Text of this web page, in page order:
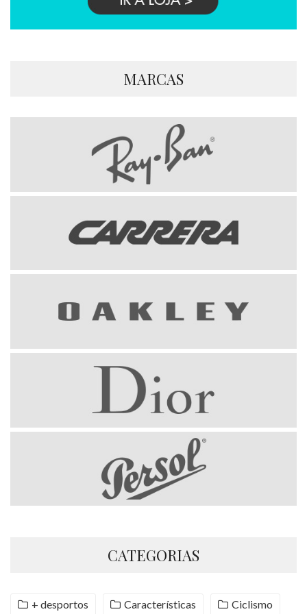
MARCAS
CATEGORIAS
+ desportos Características Ciclismo